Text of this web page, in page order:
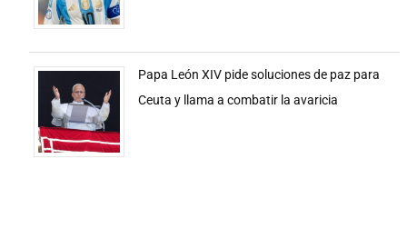
Papa León XIV pide soluciones de paz para
Ceuta y llama a combatir la avaricia